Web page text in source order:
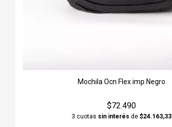
Mochila Ocn Flex imp Negro
$72.490
3 cuotas sin interés de $24.163,33